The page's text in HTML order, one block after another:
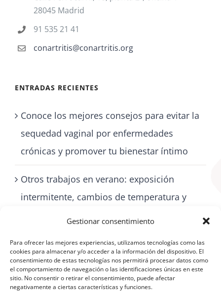
Gestionar consentimiento
Para ofrecer las mejores experiencias, utilizamos tecnologías como las
cookies para almacenar y/o acceder a la información del dispositivo. El
consentimiento de estas tecnologías nos permitirá procesar datos como
el comportamiento de navegación o las identificaciones únicas en este
sitio. No consentir o retirar el consentimiento, puede afectar
negativamente a ciertas características y funciones.
28045 Madrid
91 535 21 41
conartritis@conartritis.org
ENTRADAS RECIENTES
Conoce los mejores consejos para evitar la
sequedad vaginal por enfermedades
crónicas y promover tu bienestar íntimo
Otros trabajos en verano: exposición
intermitente, cambios de temperatura y